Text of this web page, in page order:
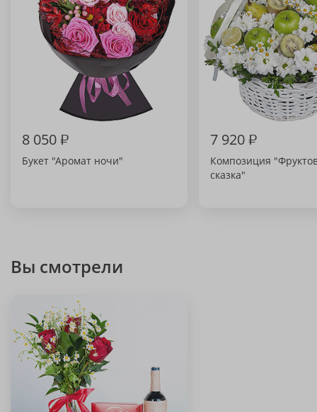
8 050₽
Букет "Аромат ночи"
7 920₽
Композиция
сказка"
Вы смотрели